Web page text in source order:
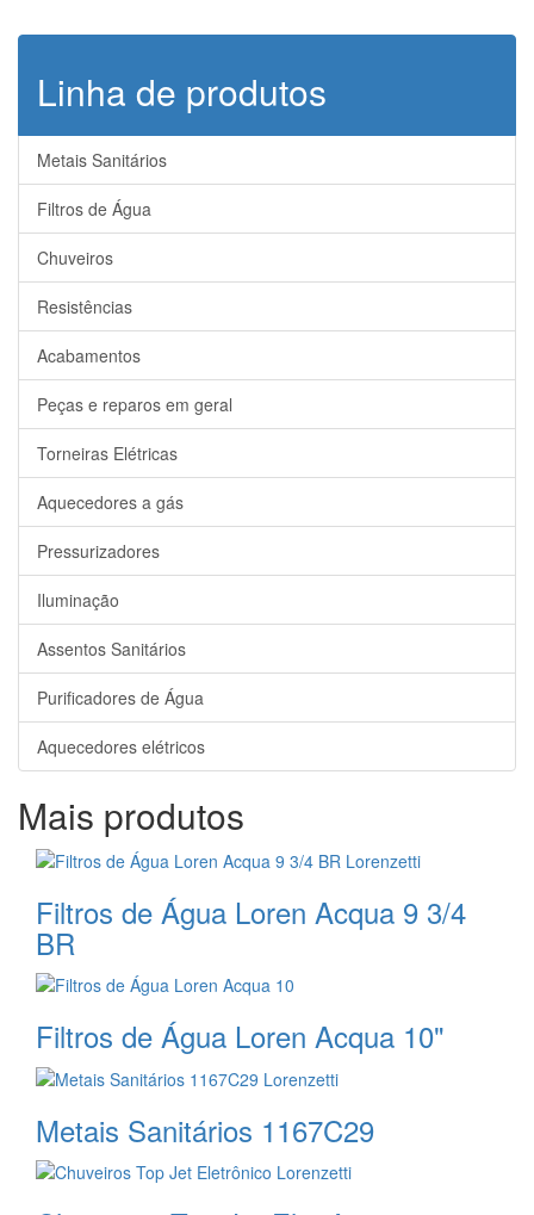
Linha de produtos
Metais Sanitários
Filtros de Água
Chuveiros
Resistências
Acabamentos
Peças e reparos em geral
Torneiras Elétricas
Aquecedores a gás
Pressurizadores
Iluminação
Assentos Sanitários
Purificadores de Água
Aquecedores elétricos
Mais produtos
Filtros de Água Loren Acqua 9 3/4
BR
Filtros de Água Loren Acqua 10"
Metais Sanitários 1167C29